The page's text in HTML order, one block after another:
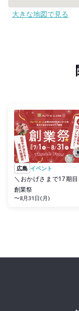
大きな地図で見る
広島 イベント
＼おかげさまで17期目
創業祭
〜8月31日(月)